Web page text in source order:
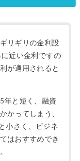
リギリの金利設
近い金利ですの
が適用されると
年と短く、融資
かってしまう、
小さく、ビジネ
はおすすめでき